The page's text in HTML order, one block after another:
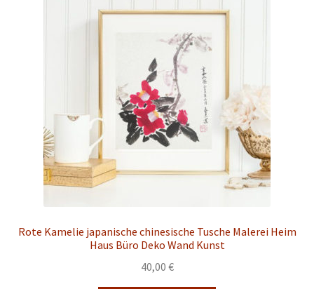
Rote Kamelie japanische chinesische Tusche Malerei Heim
Haus Büro Deko Wand Kunst
40,00 €